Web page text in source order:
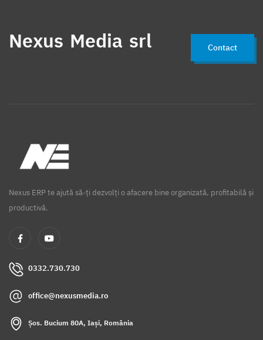
Nexus Media srl Contact
Nexus ERP te ajută să-ți dezvolți o afacere bine organizată, profitabilă și
productivă.
0332.730.730
office@nexusmedia.ro
Șos. Bucium 80A, Iași, România